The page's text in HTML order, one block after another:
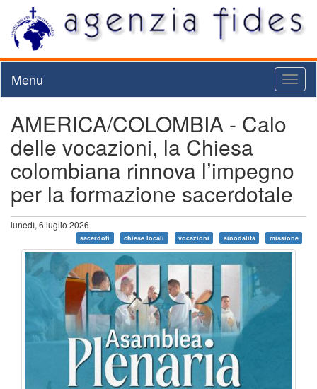
Menu
AMERICA/COLOMBIA - Calo
delle vocazioni, la Chiesa
colombiana rinnova l’impegno
per la formazione sacerdotale
lunedì, 6 luglio 2026
sacerdoti chiese locali vocazioni sinodalità missione